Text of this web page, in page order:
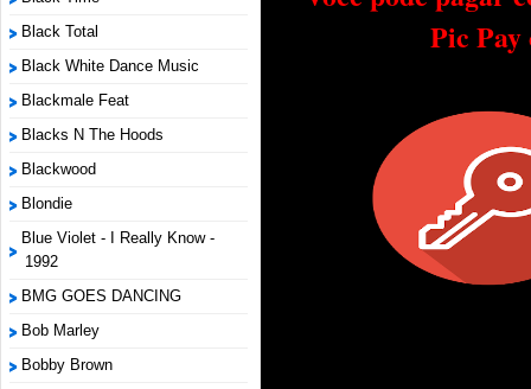
Black Total
Black White Dance Music
Blackmale Feat
Blacks N The Hoods
Blackwood
Blondie
Blue Violet - I Really Know -
1992
BMG GOES DANCING
Bob Marley
Bobby Brown
Pic